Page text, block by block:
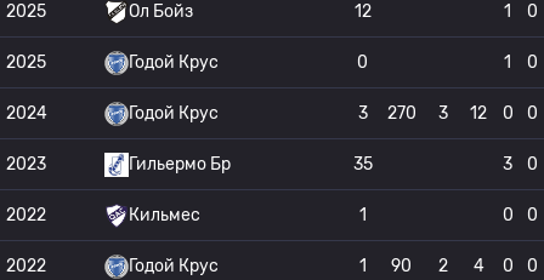
2025 Ол Бойз 12 1 0
2025 Годой Крус 0 1 0
2024 Годой Крус 3 270 3 12 0 0
2023 Гильермо Бр 35 3 0
2022 Кильмес 1 0 0
2022 Годой Крус 1 90 2 4 0 0